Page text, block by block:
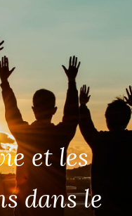
et les
dans le